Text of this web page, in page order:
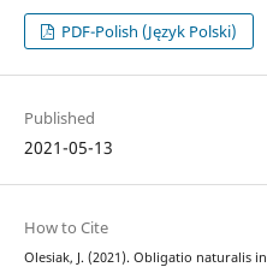
PDF-Polish (Język Polski)
Published
2021-05-13
How to Cite
Olesiak, J. (2021). Obligatio naturalis